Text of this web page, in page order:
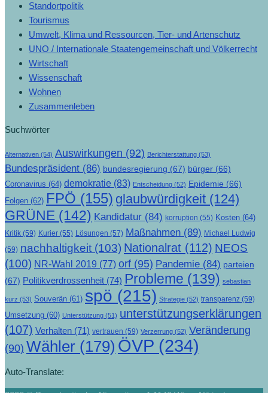
Standortpolitik
Tourismus
Umwelt, Klima und Ressourcen, Tier- und Artenschutz
UNO / Internationale Staatengemeinschaft und Völkerrecht
Wirtschaft
Wissenschaft
Wohnen
Zusammenleben
Suchwörter
Alternativen (54) Auswirkungen (92) Berichterstattung (53)
Bundespräsident (86) bundesregierung (67) bürger (66)
Coronavirus (64) demokratie (83) Entscheidung (52) Epidemie (66)
Folgen (62) FPÖ (155) glaubwürdigkeit (124)
GRÜNE (142) Kandidatur (84) korruption (55) Kosten (64)
Kritik (59) Kurier (55) Lösungen (57) Maßnahmen (89) Michael Ludwig
(59) nachhaltigkeit (103) Nationalrat (112) NEOS
(100) NR-Wahl 2019 (77) orf (95) Pandemie (84) parteien
(67) Politikverdrossenheit (74) Probleme (139) sebastian
kurz (53) Souverän (61) spö (215) Strategie (52) transparenz (59)
Umsetzung (60) Unterstützung (51) unterstützungserklärungen
(107) Verhalten (71) vertrauen (59) Verzerrung (52) Veränderung
(90) Wähler (179) ÖVP (234)
Auto-Translate: